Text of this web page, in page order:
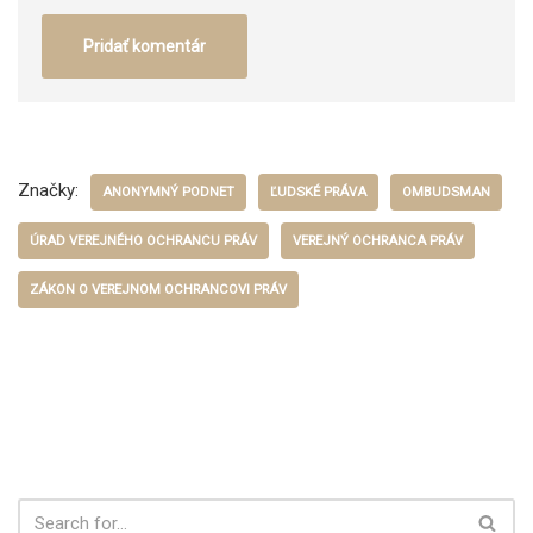
Značky: ANONYMNÝ PODNET ĽUDSKÉ PRÁVA OMBUDSMAN
ÚRAD VEREJNÉHO OCHRANCU PRÁV VEREJNÝ OCHRANCA PRÁV
ZÁKON O VEREJNOM OCHRANCOVI PRÁV